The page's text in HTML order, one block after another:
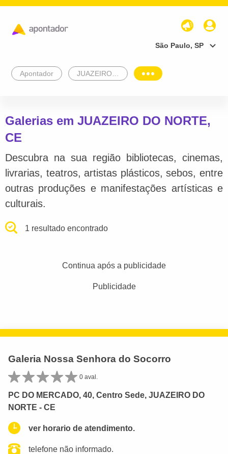
São Paulo, SP
Apontador
Galerias em JUAZEIRO DO NORTE,
CE
Descubra na sua região bibliotecas, cinemas,
livrarias, teatros, artistas plásticos, sebos, entre
outras produções e manifestações artísticas e
culturais.
1 resultado encontrado
Continua após a publicidade
Publicidade
Galeria Nossa Senhora do Socorro
0 aval.
PC DO MERCADO, 40, Centro Sede, JUAZEIRO DO
NORTE - CE
ver horario de atendimento.
telefone não informado.